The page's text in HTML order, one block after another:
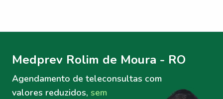
Medprev Rolim de Moura - RO
Agendamento de teleconsultas com
valores reduzidos, sem